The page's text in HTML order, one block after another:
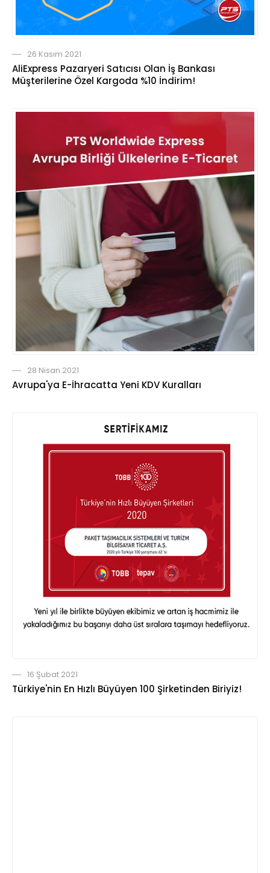
26 Kasım 2021
AliExpress Pazaryeri Satıcısı Olan İş Bankası
Müşterilerine Özel Kargoda %10 İndirim!
28 Nisan 2021
Avrupa'ya E-İhracatta Yeni KDV Kuralları
16 Şubat 2021
Türkiye'nin En Hızlı Büyüyen 100 Şirketinden Biriyiz!